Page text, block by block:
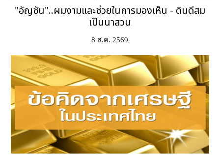
"อัญชัน"..ผมงามและช่วยในการมองเห็น - ดินดีสม
เป็นนาสวน
8 ส.ค. 2569